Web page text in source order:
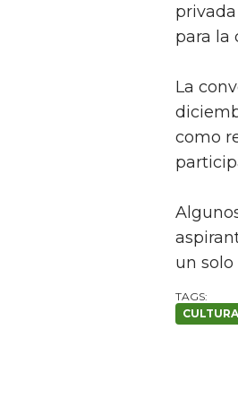
para la
La
como
un
CULTURA